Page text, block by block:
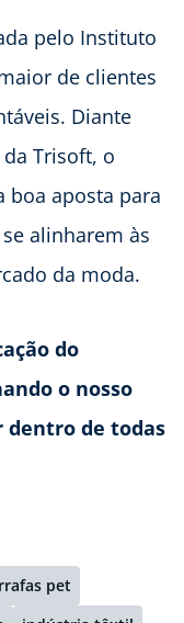
pelo Instituto
de clientes
Diante
Trisoft, o
boa aposta para
alinharem às
da moda.
do
o nosso
dentro de todas
pet